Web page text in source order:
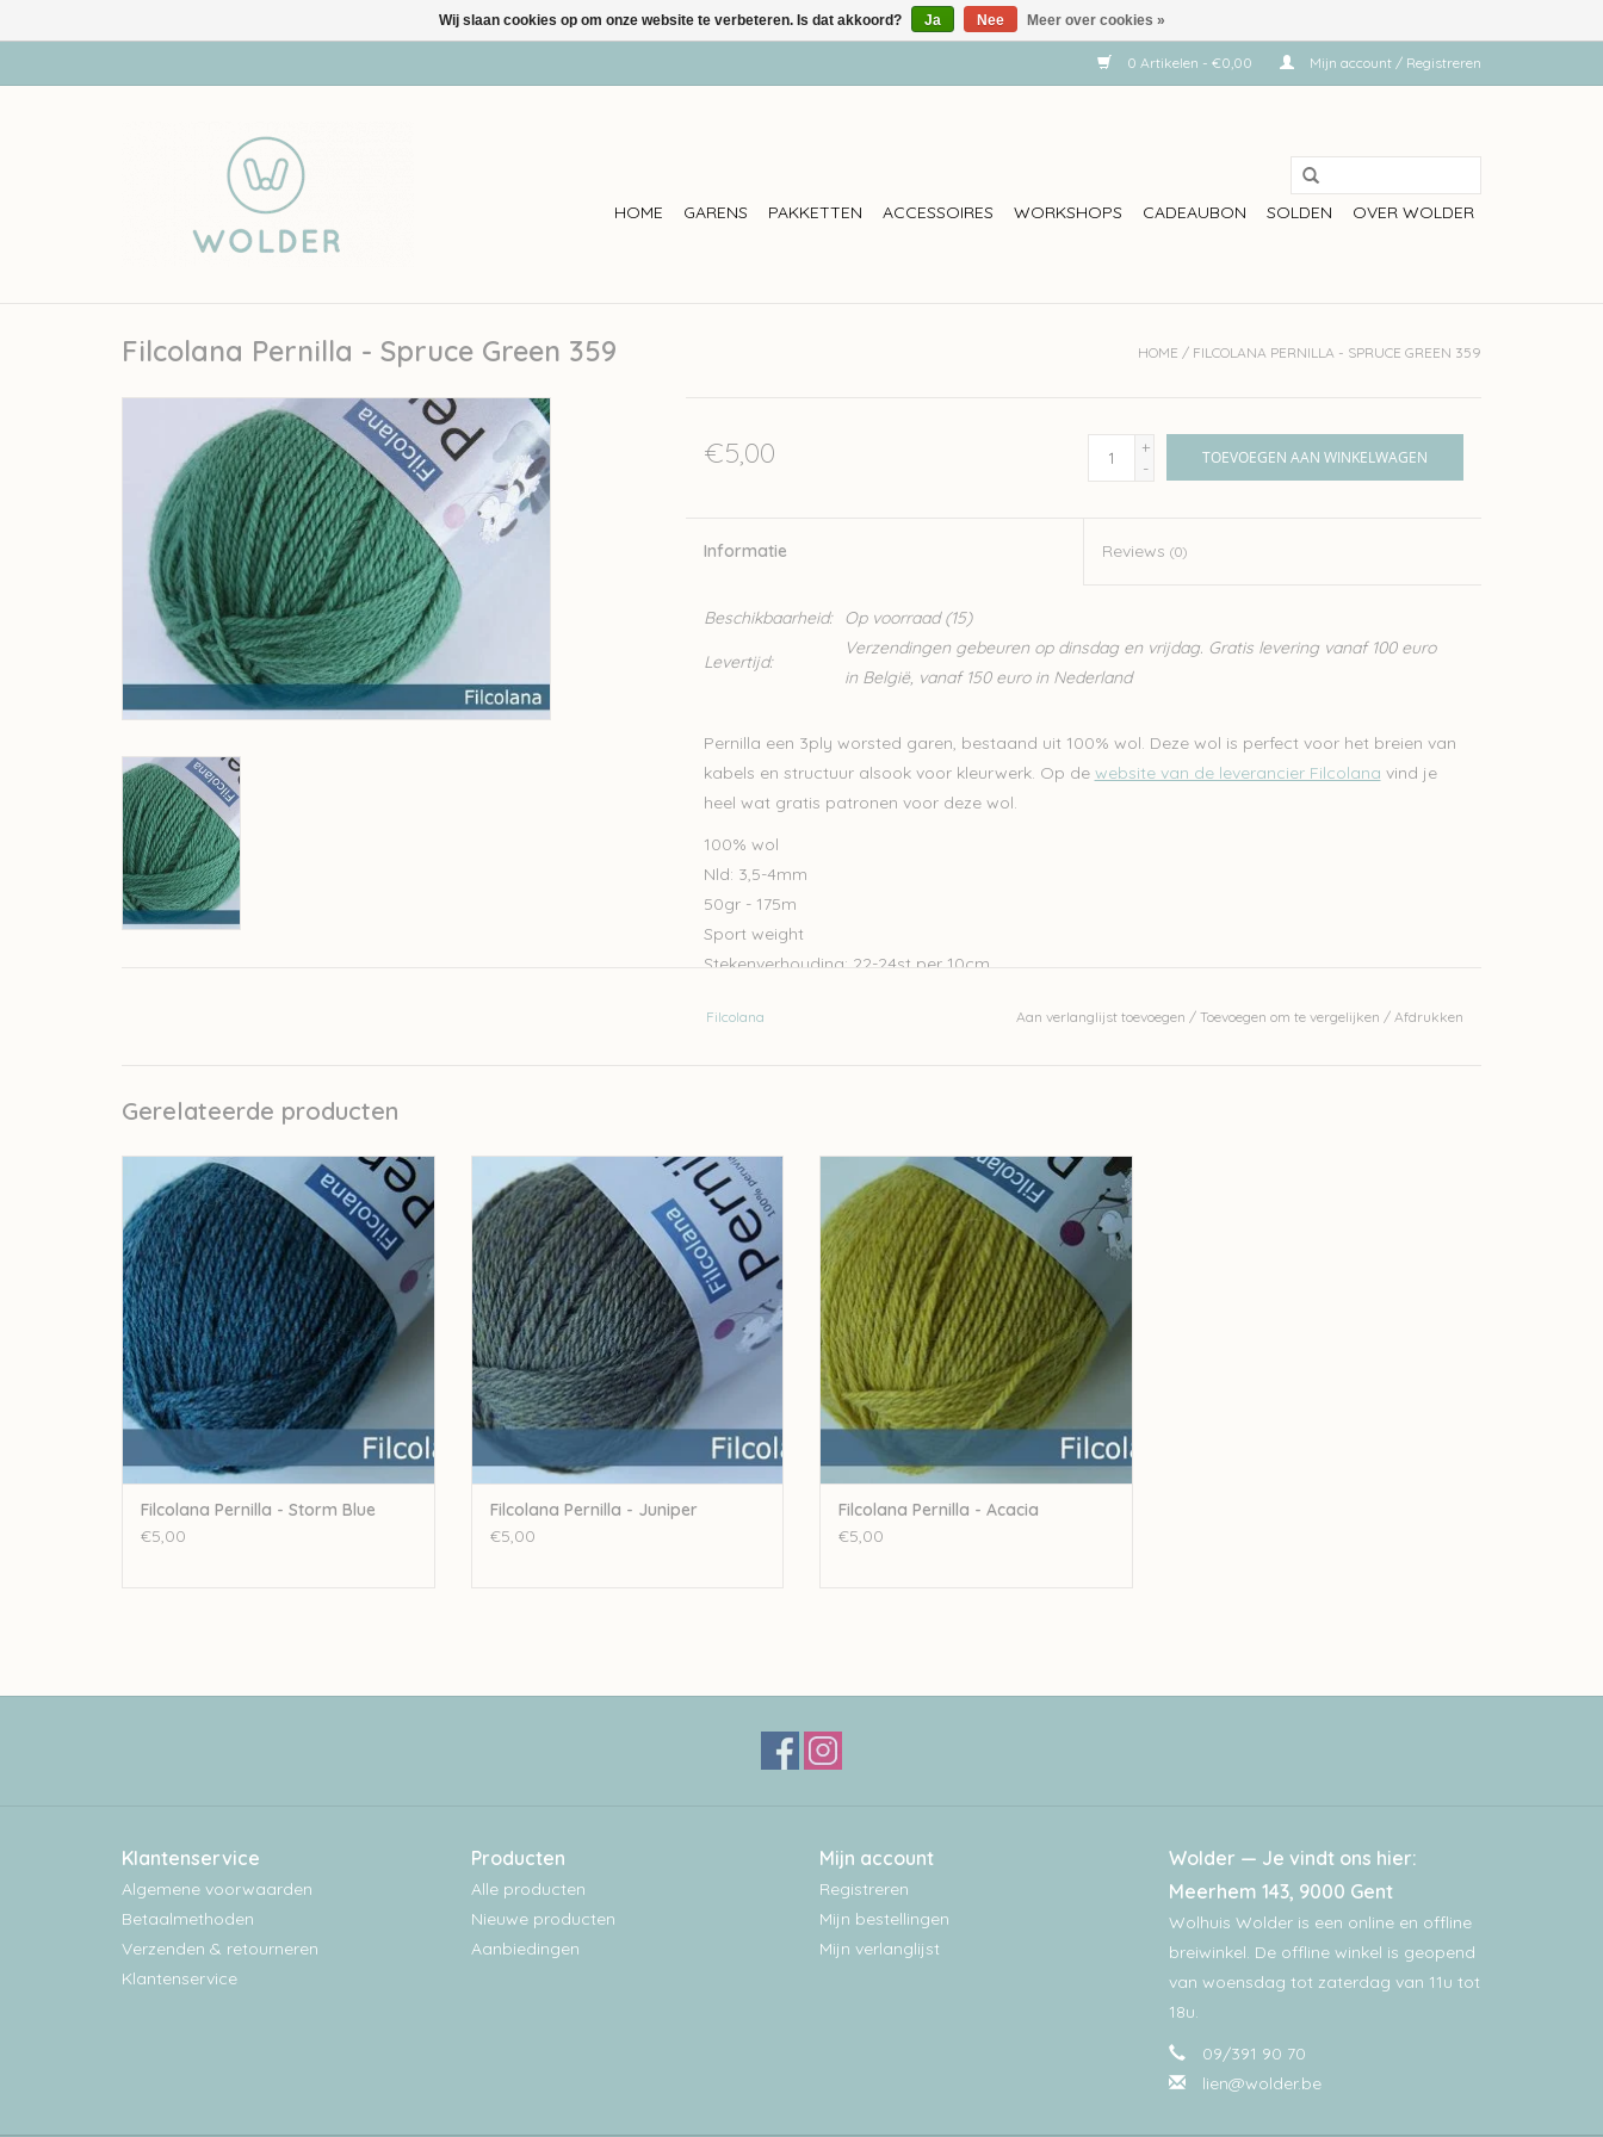
0 Artikelen - €0,00 Mijn account / Registreren
HOME GARENS PAKKETTEN ACCESSOIRES WORKSHOPS CADEAUBON SOLDEN OVER WOLDER
Filcolana Pernilla - Spruce Green 359 HOME / FILCOLANA PERNILLA - SPRUCE GREEN 359
€5,00
+
-
TOEVOEGEN AAN WINKELWAGEN
Informatie Reviews(0)
Beschikbaarheid: Op voorraad(15)
Levertijd:
Verzendingen gebeuren op dinsdag en vrijdag. Gratis levering vanaf 100 euro
in België, vanaf 150 euro in Nederland
Pernilla een 3ply worsted garen, bestaand uit 100% wol. Deze wol is perfect voor het breien van
kabels en structuur alsook voor kleurwerk. Op de website van de leverancier Filcolana vind je
heel wat gratis patronen voor deze wol.
100% wol
Nld: 3,5-4mm
50gr - 175m
Sport weight
Stekenverhouding: 22-24st per 10cm
Filcolana Aan verlanglijst toevoegen / Toevoegen om te vergelijken / Afdrukken
Gerelateerde producten
Filcolana Filcolana Pernilla - Storm Blue
TOEVOEGEN AAN WINKELWAGEN
Filcolana Pernilla - Storm Blue
€5,00
Filcolana Filcolana Pernilla - Juniper
TOEVOEGEN AAN WINKELWAGEN
Filcolana Pernilla - Juniper
€5,00
Filcolana Filcolana Pernilla - Acacia
TOEVOEGEN AAN WINKELWAGEN
Filcolana Pernilla - Acacia
€5,00
Klantenservice
Algemene voorwaarden
Betaalmethoden
Verzenden & retourneren
Klantenservice
Producten
Alle producten
Nieuwe producten
Aanbiedingen
Mijn account
Registreren
Mijn bestellingen
Mijn verlanglijst
Wolder — Je vindt ons hier:
Meerhem 143, 9000 Gent
Wolhuis Wolder is een online en offline
breiwinkel. De offline winkel is geopend
van woensdag tot zaterdag van 11u tot
18u.
09/391 90 70
lien@wolder.be
Wij slaan cookies op om onze website te verbeteren. Is dat akkoord? Ja Nee Meer over cookies »